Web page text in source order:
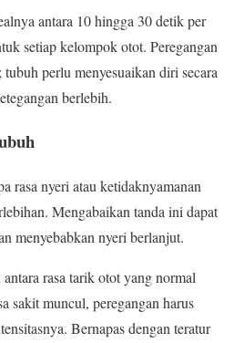
antara 10 hingga 30 detik per
setiap kelompok otot. Peregangan
perlu menyesuaikan diri secara
berlebih.
rasa nyeri atau ketidaknyamanan
Mengabaikan tanda ini dapat
menyebabkan nyeri berlanjut.
rasa tarik otot yang normal
sakit muncul, peregangan harus
Bernapas dengan teratur